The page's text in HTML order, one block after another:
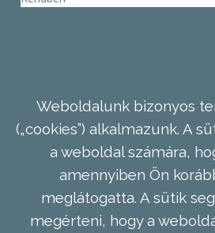
Weboldalunk bizonyos
(„cookies”) alkalmazunk. A
a weboldal számára,
amennyiben Ön
meglátogatta. A sütik
megérteni, hogy a